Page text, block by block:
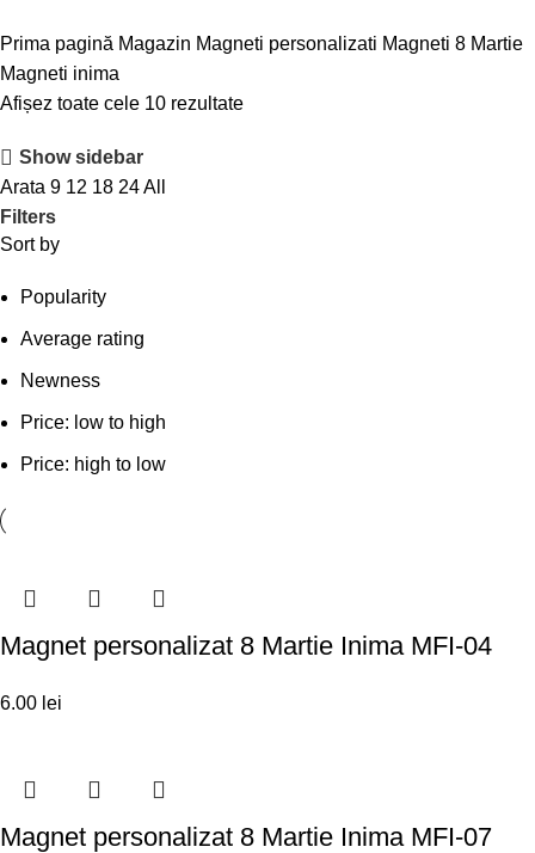
Prima pagină Magazin Magneti personalizati Magneti 8 Martie
Magneti inima
Afișez toate cele 10 rezultate
Show sidebar
Arata 9 12 18 24All
Filters
Sort by
Popularity
Average rating
Newness
Price: low to high
Price: high to low
Magnet personalizat 8 Martie Inima MFI-04
6.00 lei
Magnet personalizat 8 Martie Inima MFI-07